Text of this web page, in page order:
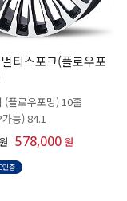
티스포크(플로우포
(플로우포밍) 10홀
능) 84.1
원 578,000 원
인증